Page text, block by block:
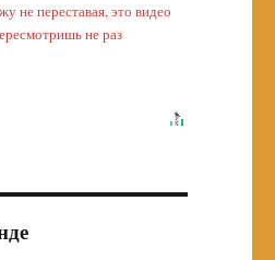
не переставая, это видео
не раз